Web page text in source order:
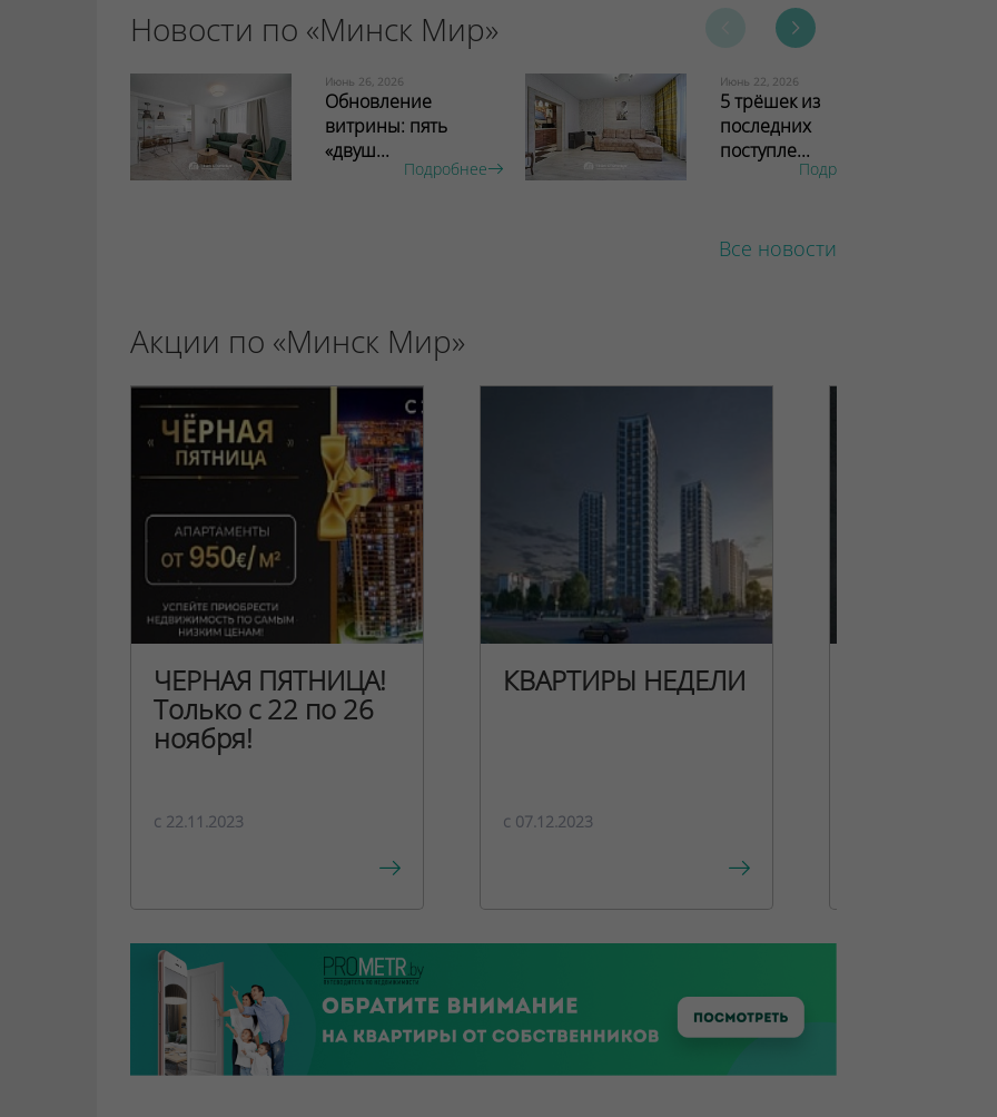
Новости по «Минск Мир»
Июнь 26, 2026
Обновление
витрины: пять
«двуш...
Подробнее
Июнь 22, 2026
5 трёшек из
последних
поступле...
Подробнее
Все новости
Акции по «Минск Мир»
ЧЕРНАЯ ПЯТНИЦА!
Только с 22 по 26
ноября!
c 22.11.2023
КВАРТИРЫ НЕДЕЛИ
c 07.12.2023